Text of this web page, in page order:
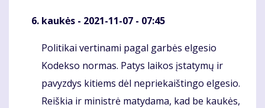
kaukės - 2021-11-07 - 07:45
Komentaras
Politikai vertinami pagal garbės elgesio
Kodekso normas. Patys laikos įstatymų ir
pavyzdys kitiems dėl nepriekaištingo elgesio.
Reiškia ir ministrė matydama, kad be kaukės,